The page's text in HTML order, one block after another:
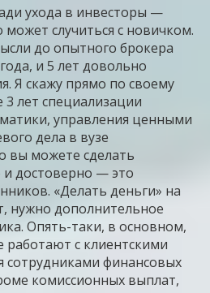
ухода в инвесторы —
случиться с новичком.
до опытного брокера
и 5 лет довольно
Я скажу прямо по своему
3 лет специализации
управления ценными
дела в вузе
вы можете сделать
и достоверно — это
«Делать деньги» на
нужно дополнительное
Опять-таки, в основном,
с клиентскими
сотрудниками финансовых
комиссионных выплат,